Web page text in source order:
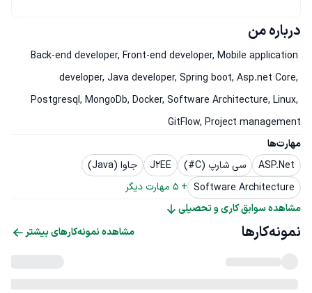
درباره من
Back-end developer, Front-end developer, Mobile application
developer, Java developer, Spring boot, Asp.net Core,
Postgresql, MongoDb, Docker, Software Architecture, Linux,
GitFlow, Project management
مهارت‌ها
ASP.Net
سی شارپ (C#) J2EE
جاوا (Java)
Software Architecture
+
5 مهارت دیگر
مشاهده سوابق کاری و تحصیلی
نمونه‌کارها مشاهده نمونه‌کارهای بیشتر